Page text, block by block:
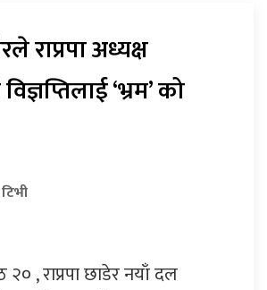
राप्रपा अध्यक्ष
‘भ्रम’ को
, राप्रपा छाडेर नयाँ दल